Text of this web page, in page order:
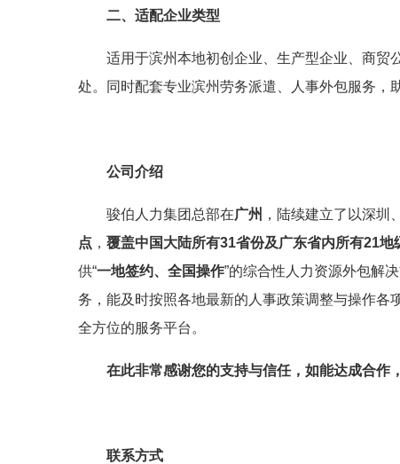
二、适配企业类型
适用于滨州本地初创企业、生产型企业、商贸
处。同时配套专业滨州劳务派遣、人事外包服务，
公司介绍
骏伯人力集团总部在广州 ，陆续建立了以深圳
点 ， 覆盖中国大陆所有31省份及广东省内所有21地
供“一地签约、全国操作”的综合性人力资源外包解
务，能及时按照各地最新的人事政策调整与操作各
全方位的服务平台。
在此非常感谢您的支持与信任，如能达成合作
联系方式